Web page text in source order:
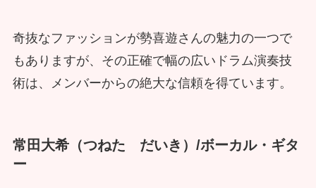
奇抜なファッションが勢喜遊さんの魅力の一つで
もありますが、その正確で幅の広いドラム演奏技
術は、メンバーからの絶大な信頼を得ています。
常田大希（つねた だいき）/ボーカル・ギタ
ー